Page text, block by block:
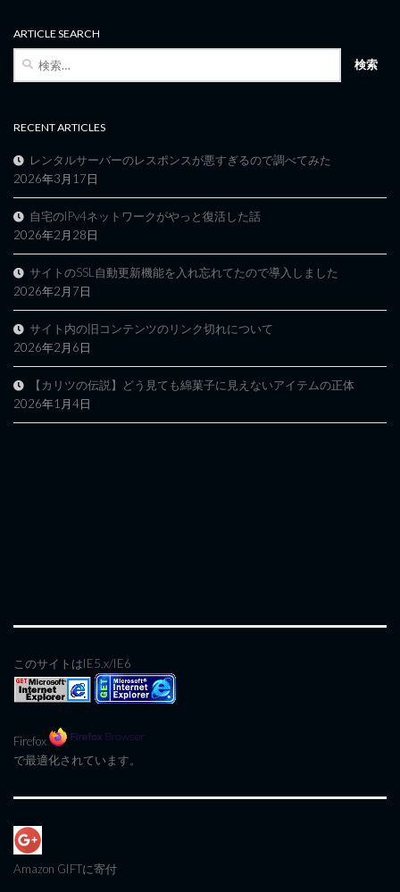
ARTICLE SEARCH
RECENT ARTICLES
レンタルサーバーのレスポンスが悪すぎるので調べてみた
2026年3月17日
自宅のIPv4ネットワークがやっと復活した話
2026年2月28日
サイトのSSL自動更新機能を入れ忘れてたので導入しました
2026年2月7日
サイト内の旧コンテンツのリンク切れについて
2026年2月6日
【カリツの伝説】どう見ても綿菓子に見えないアイテムの正体
2026年1月4日
このサイトはIE5.x/IE6
Firefox
で最適化されています。
Amazon GIFTに寄付